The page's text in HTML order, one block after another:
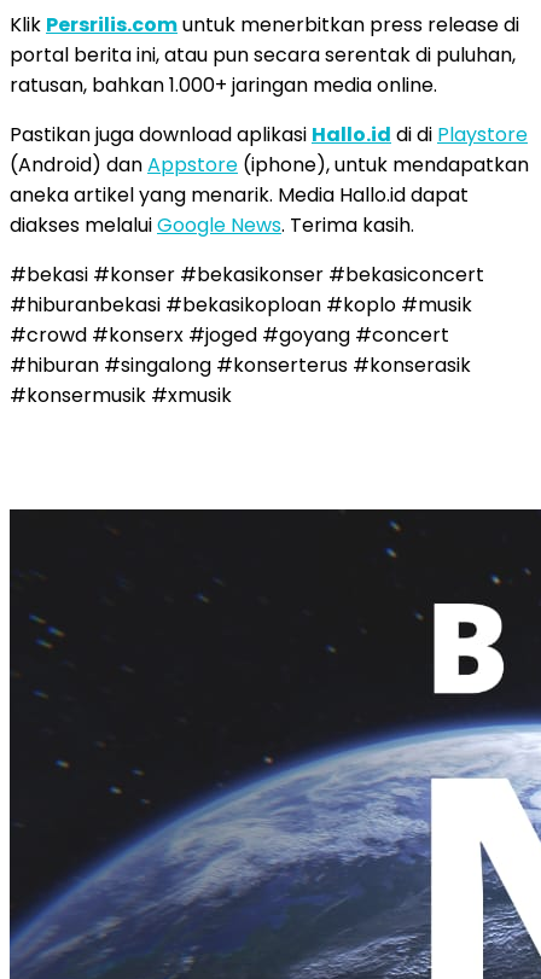
Klik Persrilis.comuntuk menerbitkan press release di
portal berita ini, atau pun secara serentak di puluhan,
ratusan, bahkan 1.000+ jaringan media online.
Pastikan juga download aplikasi Hallo.id di di Playstore
(Android) danAppstore (iphone), untuk mendapatkan
aneka artikel yang menarik. Media Hallo.id dapat
diakses melaluiGoogle News. Terima kasih.
#bekasi #konser #bekasikonser #bekasiconcert
#hiburanbekasi #bekasikoploan #koplo #musik
#crowd #konserx #joged #goyang #concert
#hiburan #singalong #konserterus #konserasik
#konsermusik #xmusik